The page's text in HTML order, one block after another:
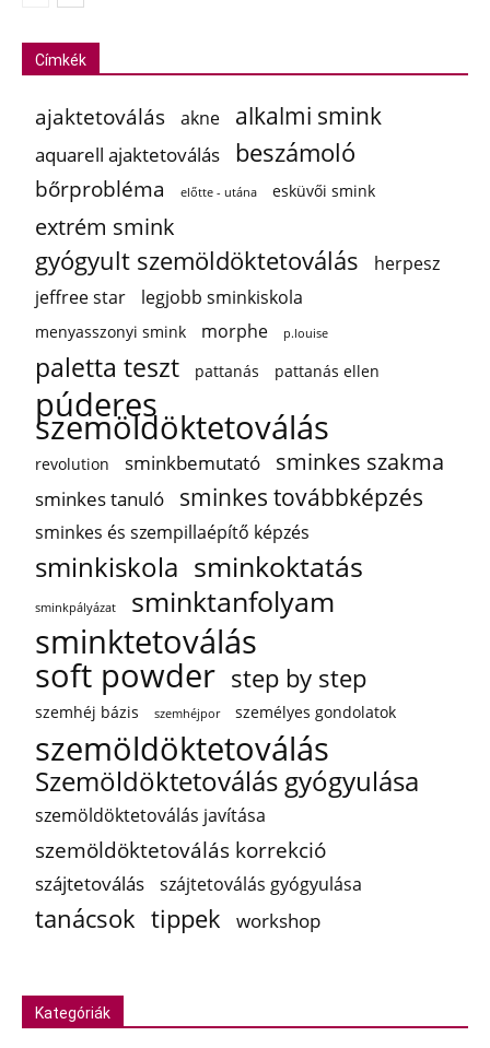
Címkék
ajaktetoválás akne alkalmi smink
aquarell ajaktetoválás beszámoló
bőrprobléma előtte - utána esküvői smink
extrém smink
gyógyult szemöldöktetoválás
herpesz
jeffree star
legjobb sminkiskola
menyasszonyi smink morphe p.louise
paletta teszt pattanás pattanás ellen
púderes
szemöldöktetoválás
revolution sminkbemutató sminkes szakma
sminkes tanuló sminkes továbbképzés
sminkes és szempillaépítő képzés
sminkiskola sminkoktatás
sminkpályázat sminktanfolyam
sminktetoválás
soft powder step by step
szemhéj bázis szemhéjpor személyes gondolatok
szemöldöktetoválás
Szemöldöktetoválás gyógyulása
szemöldöktetoválás javítása
szemöldöktetoválás korrekció
szájtetoválás szájtetoválás gyógyulása
tanácsok tippek workshop
Kategóriák